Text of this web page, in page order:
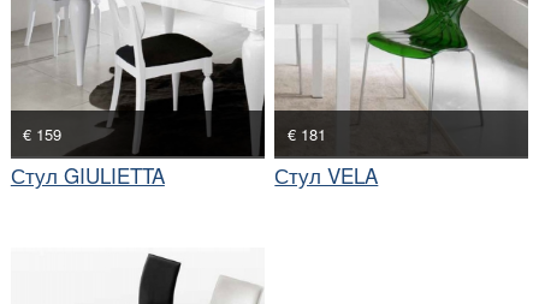
€ 159
Стул GIULIETTA
€ 181
Стул VELA